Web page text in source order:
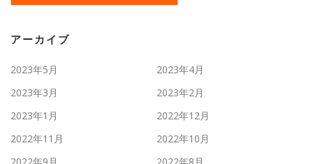
アーカイブ
2023年5月
2023年4月
2023年3月
2023年2月
2023年1月
2022年12月
2022年11月
2022年10月